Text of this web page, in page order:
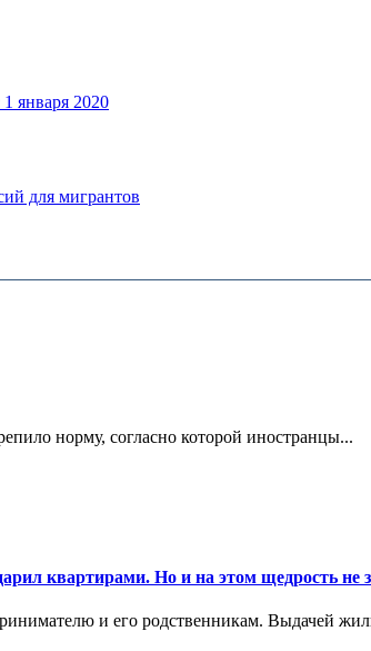
1 января 2020
для мигрантов
норму, согласно которой иностранцы...
квартирами. Но и на этом щедрость не
и его родственникам. Выдачей